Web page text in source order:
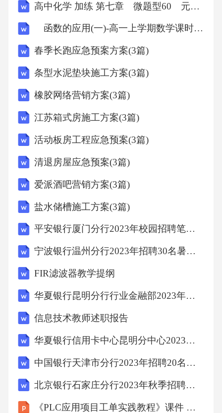
对此承担社会责任或法律责任。（二）网民行
为的非理性根据《2019年中国互联网发展统计
8.54亿，比2018年底增加2598万。互联网普及率
达到61.2%，比2018年底提高1.6个百分点。从网
民的年龄结构来看，我国网民以青少年、青年
和中年人为主，10-39岁的网民占网民总数的70.
9%。10-19岁和30-39岁网民比例分别为18.2%和
24.7%。根据教育背景结构,互联网用户的比例在
初中和高中/中专/技校分别是38.1%和23.8%,和
互联网用户的比例获得学士学位和学士学位或
以上分别是10.5%和9.7%。从网民的职业结构来
看，学生在中国网民中所占比例最高，为26.
0%。其次是自由职业者(20.0%);企业和公司的管
理人员和一般人员的比例为11.8%;在收入方面，
民月收入在5000元以上。从这个报告的网民结
构图我们可以发现，中国网民的特点是年轻
化、低学历化和低收入化。这样的特性就决定
了网民使用网络的娱乐化、情绪化倾向，喜欢
追求新鲜刺激博人眼球的信息，接收信息时较
少进行理性缜密的逻辑分析，容易被带有暗示
性的表达带节奏，用激烈且犀利的话语对事件
高中化学 加练 第七章 微题型60 元素周期律
函数的应用(一)-高一上学期数学课时作业人教版A版（含解析）
春季长跑应急预案方案(3篇)
条型水泥垫块施工方案(3篇)
橡胶网络营销方案(3篇)
江苏箱式房施工方案(3篇)
活动板房工程应急预案(3篇)
清退房屋应急预案(3篇)
爱派酒吧营销方案(3篇)
盐水储槽施工方案(3篇)
平安银行厦门分行2023年校园招聘笔试历年难、易错考点试题含答案解析
宁波银行温州分行2023年招聘30名暑期实习生笔试历年难、易错考点试题含答案附详解
FIR滤波器教学提纲
华夏银行昆明分行行业金融部2023年招聘人员笔试历年难、易错考点试题含答案带详解
信息技术教师述职报告
华夏银行信用卡中心昆明分中心2023年招聘17人笔试历年难、易错考点试题含答案解析
中国银行天津市分行2023年招聘20名实习生笔试历年难、易错考点试题含答案附详解
北京银行石家庄分行2023年秋季招聘工作人员笔试历年难、易错考点试题含答案解析
《PLC应用项目工单实践教程》课件 模块6 函数、函数块、数据块及应用